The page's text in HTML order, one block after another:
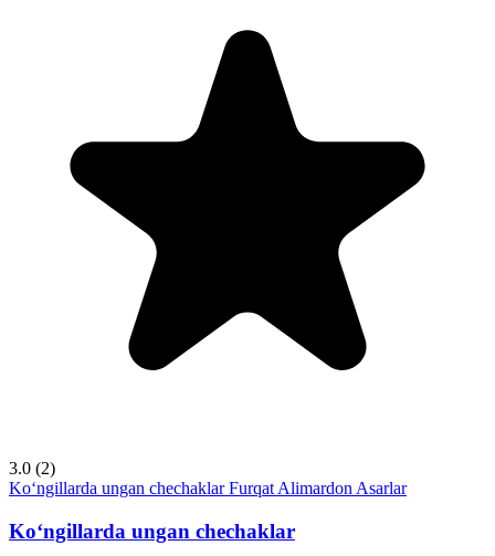
3.0 (2)
Ko‘ngillarda ungan chechaklar Furqat Alimardon Asarlar
Ko‘ngillarda ungan chechaklar